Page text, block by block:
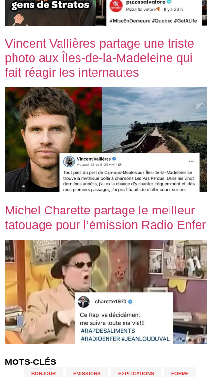
Vincent Vallières partage une triste
photo aux Îles-de-la-Madeleine qui
fait réagir les internautes
Michel Charette partage le meilleur
tatouage pour l’émission Radio Enfer
MOTS-CLÉS
BONJOUR EMISSIONS EXPLICATIONS FORME